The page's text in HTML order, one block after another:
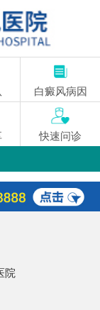
白癜风病因
快速问诊
院